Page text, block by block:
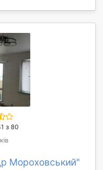
з 80
Мороховський"